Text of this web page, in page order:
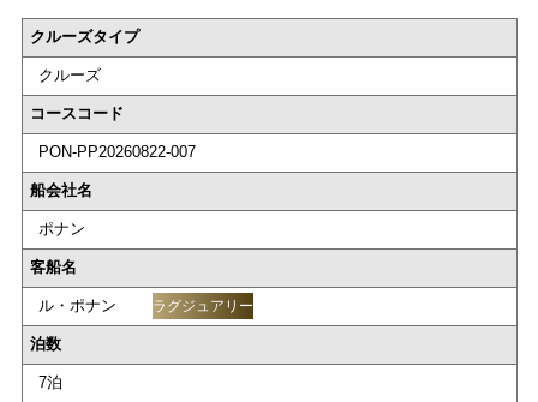
クルーズタイプ
クルーズ
コースコード
PON-PP20260822-007
船会社名
ポナン
客船名
ル・ポナン ラグジュアリー
泊数
7泊